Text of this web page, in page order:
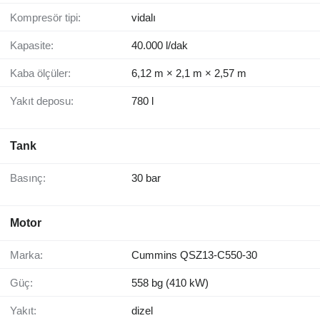
Kompresör tipi: vidalı
Kapasite: 40.000 l/dak
Kaba ölçüler: 6,12 m × 2,1 m × 2,57 m
Yakıt deposu: 780 l
Tank
Basınç: 30 bar
Motor
Marka: Cummins QSZ13-C550-30
Güç: 558 bg (410 kW)
Yakıt: dizel